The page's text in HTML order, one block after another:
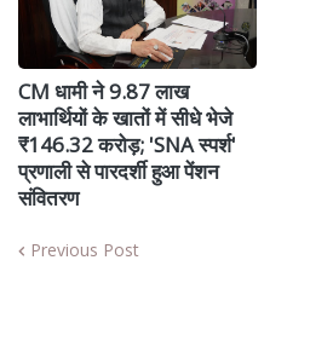
CM धामी ने 9.87 लाख
लाभार्थियों के खातों में सीधे भेजे
₹146.32 करोड़; 'SNA स्पर्श'
प्रणाली से पारदर्शी हुआ पेंशन
संवितरण
Previous Post